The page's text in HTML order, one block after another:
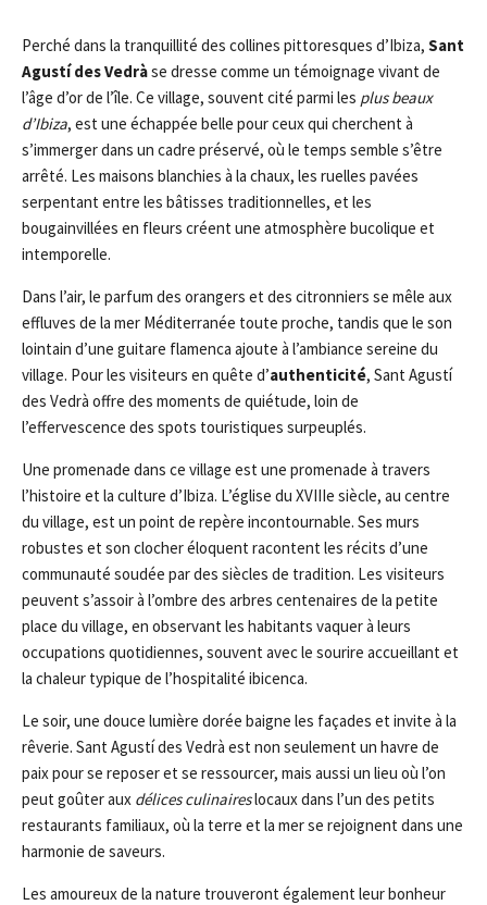
Perché dans la tranquillité des collines pittoresques d’Ibiza, Sant
Agustí des Vedràse dresse comme un témoignage vivant de
l’âge d’or de l’île. Ce village, souvent cité parmi les plus beaux
d’Ibiza, est une échappée belle pour ceux qui cherchent à
s’immerger dans un cadre préservé, où le temps semble s’être
arrêté. Les maisons blanchies à la chaux, les ruelles pavées
serpentant entre les bâtisses traditionnelles, et les
bougainvillées en fleurs créent une atmosphère bucolique et
intemporelle.
Dans l’air, le parfum des orangers et des citronniers se mêle aux
effluves de la mer Méditerranée toute proche, tandis que le son
lointain d’une guitare flamenca ajoute à l’ambiance sereine du
village. Pour les visiteurs en quête d’authenticité, Sant Agustí
des Vedrà offre des moments de quiétude, loin de
l’effervescence des spots touristiques surpeuplés.
Une promenade dans ce village est une promenade à travers
l’histoire et la culture d’Ibiza. L’église du XVIIIe siècle, au centre
du village, est un point de repère incontournable. Ses murs
robustes et son clocher éloquent racontent les récits d’une
communauté soudée par des siècles de tradition. Les visiteurs
peuvent s’assoir à l’ombre des arbres centenaires de la petite
place du village, en observant les habitants vaquer à leurs
occupations quotidiennes, souvent avec le sourire accueillant et
la chaleur typique de l’hospitalité ibicenca.
Le soir, une douce lumière dorée baigne les façades et invite à la
rêverie. Sant Agustí des Vedrà est non seulement un havre de
paix pour se reposer et se ressourcer, mais aussi un lieu où l’on
peut goûter aux délices culinaireslocaux dans l’un des petits
restaurants familiaux, où la terre et la mer se rejoignent dans une
harmonie de saveurs.
Les amoureux de la nature trouveront également leur bonheur